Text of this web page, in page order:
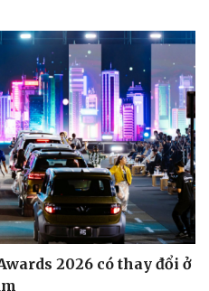
Sành điệu
Tin Công nghệ
Trải nghiệm
Chuyển đổi số
2026 có thay đổi ở